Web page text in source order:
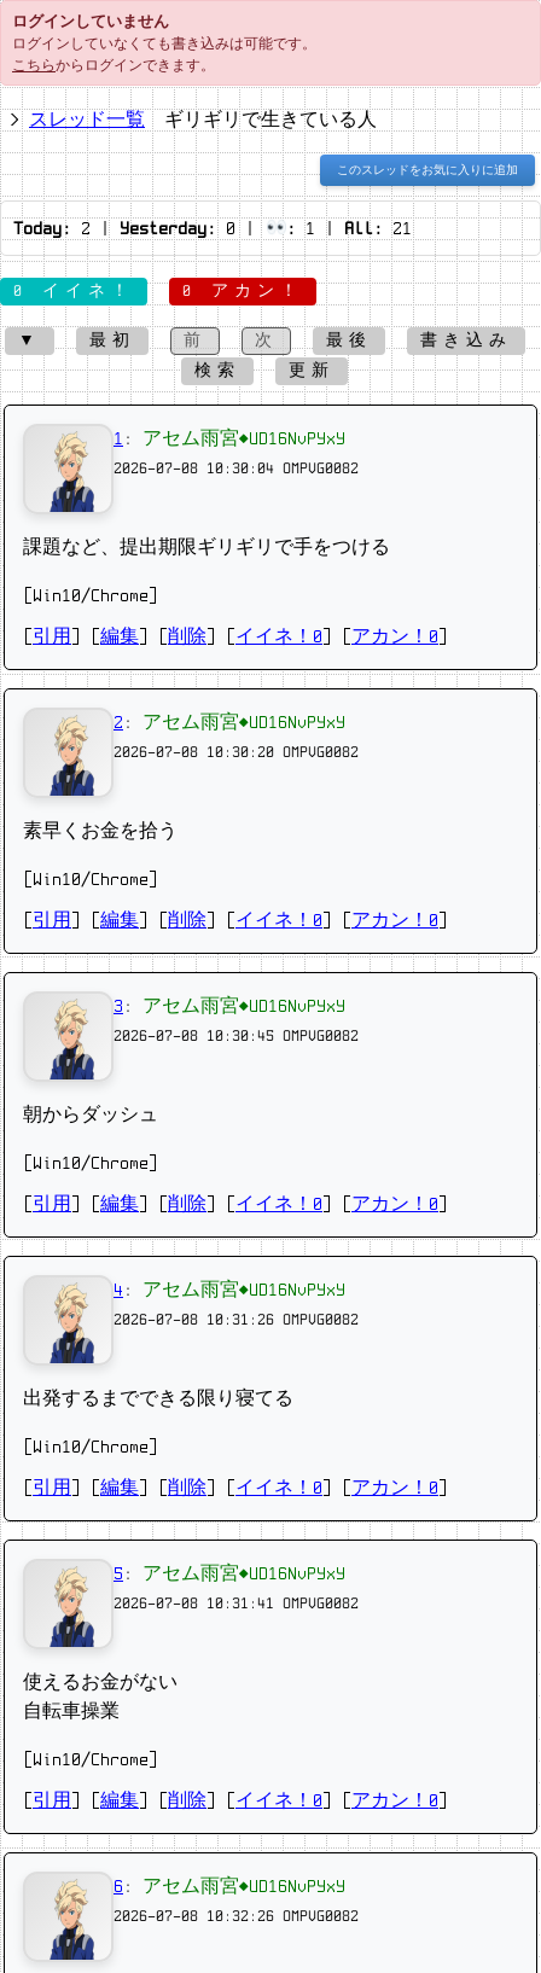
ログインしていません
ログインしていなくても書き込みは可能です。
こちらからログインできます。
スレッド一覧 ギリギリで生きている人
このスレッドをお気に入りに追加
Today: 2 | Yesterday:0 | : 1 | All: 21
0 イイネ！ 0 アカン！
▼ 最初 前 次 最後
書き込み
検索
更新
1 : アセム雨宮◆UD16NvPYxY
2026-07-08 10:30:04 OMPVG0082
課題など、提出期限ギリギリで手をつける
[Win10/Chrome]
引用 編集 削除 イイネ！0 アカン！0
2 : アセム雨宮◆UD16NvPYxY
2026-07-08 10:30:20 OMPVG0082
素早くお金を拾う
[Win10/Chrome]
引用 編集 削除 イイネ！0 アカン！0
3 : アセム雨宮◆UD16NvPYxY
2026-07-08 10:30:45 OMPVG0082
朝からダッシュ
[Win10/Chrome]
引用 編集 削除 イイネ！0 アカン！0
4 : アセム雨宮◆UD16NvPYxY
2026-07-08 10:31:26 OMPVG0082
出発するまでできる限り寝てる
[Win10/Chrome]
引用 編集 削除 イイネ！0 アカン！0
5 : アセム雨宮◆UD16NvPYxY
2026-07-08 10:31:41 OMPVG0082
使えるお金がない
自転車操業
[Win10/Chrome]
引用 編集 削除 イイネ！0 アカン！0
6 : アセム雨宮◆UD16NvPYxY
2026-07-08 10:32:26 OMPVG0082